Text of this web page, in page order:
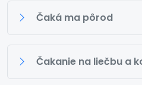
Čaká ma pôrod
Čakanie na liečbu a